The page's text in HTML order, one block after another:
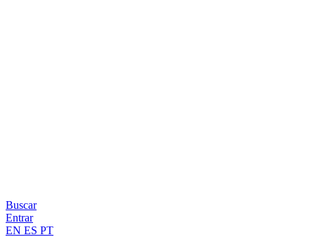
Buscar
Entrar
EN ES PT